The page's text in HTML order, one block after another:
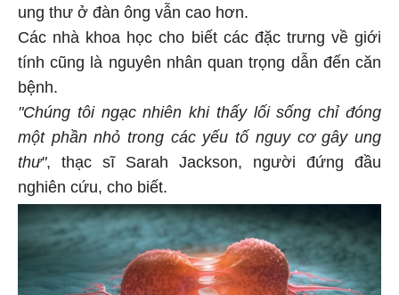
ung thư ở đàn ông vẫn cao hơn.
Các nhà khoa học cho biết các đặc trưng về giới
tính cũng là nguyên nhân quan trọng dẫn đến căn
bệnh.
"Chúng tôi ngạc nhiên khi thấy lối sống chỉ đóng
một phần nhỏ trong các yếu tố nguy cơ gây ung
thư", thạc sĩ Sarah Jackson, người đứng đầu
nghiên cứu, cho biết.